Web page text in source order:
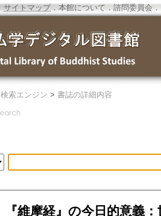
サイトマップ．本館について ． 諮問委員会 ．
検索エンジン > 書誌の詳細内容
『維摩経』の今日的意義